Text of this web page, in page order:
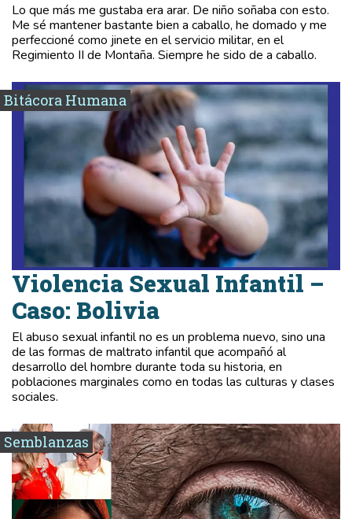
Lo que más me gustaba era arar. De niño soñaba con esto.
Me sé mantener bastante bien a caballo, he domado y me
perfeccioné como jinete en el servicio militar, en el
Regimiento II de Montaña. Siempre he sido de a caballo.
Bitácora Humana
Violencia Sexual Infantil –
Caso: Bolivia
El abuso sexual infantil no es un problema nuevo, sino una
de las formas de maltrato infantil que acompañó al
desarrollo del hombre durante toda su historia, en
poblaciones marginales como en todas las culturas y clases
sociales.
Semblanzas